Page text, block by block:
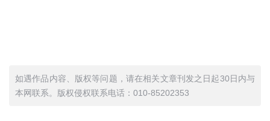
如遇作品内容、版权等问题，请在相关文章刊发之日起30日内与
本网联系。版权侵权联系电话：010-85202353